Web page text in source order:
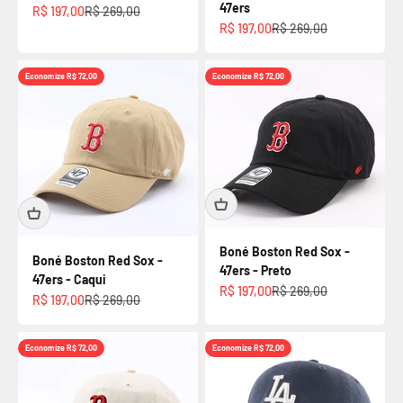
Preço promocional
R$ 197,00Preço normal
R$ 269,00
47ers
Preço promocional
R$ 197,00Preço normal
R$ 269,00
Economize R$ 72,00
Boné Boston Red Sox -
47ers - Caqui
Preço promocional
R$ 197,00Preço normal
R$ 269,00
Economize R$ 72,00
Boné Boston Red Sox -
47ers - Preto
Preço promocional
R$ 197,00Preço normal
R$ 269,00
Economize R$ 72,00 Economize R$ 72,00